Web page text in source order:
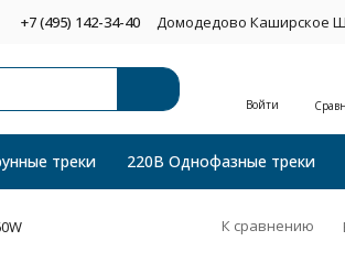
+7 (495) 142-34-40 Домодедово Каширское
Войти
треки 220В Однофазные треки
К сравнению